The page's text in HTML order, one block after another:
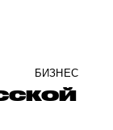
БИЗНЕС